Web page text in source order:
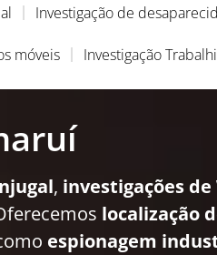
Investigação de
móveis Investigação
, investigações
localização
espionagem